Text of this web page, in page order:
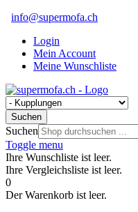
info@supermofa.ch
Login
Mein Account
Meine Wunschliste
Suchen
Suchen
Toggle menu
Ihre Wunschliste ist leer.
Ihre Vergleichsliste ist leer.
0
Der Warenkorb ist leer.